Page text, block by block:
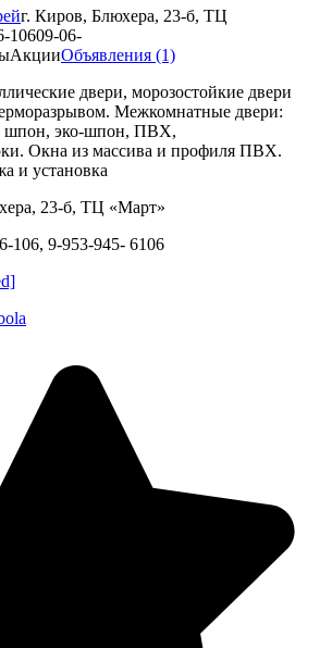
г. Киров, Блюхера, 23-б, ТЦ
10609-06-
АкцииОбъявления (1)
двери, морозостойкие двери
Межкомнатные двери:
шпон, эко-шпон, ПВХ,
Окна из массива и профиля ПВХ.
и установка
23-б, ТЦ «Март»
106, 9-953-945- 6106